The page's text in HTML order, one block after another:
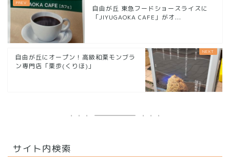
自由が丘 東急フードショースライスに
「JIYUGAOKA CAFE」がオ...
自由が丘にオープン！高級和栗モンブラ
ン専門店「栗歩(くりほ)」
サイト内検索